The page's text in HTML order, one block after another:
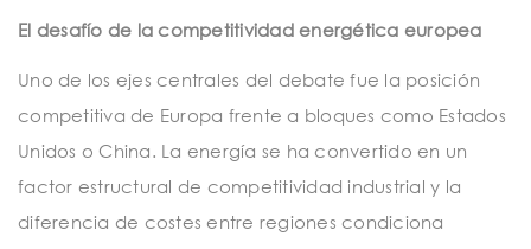
El desafío de la competitividad energética europea
Uno de los ejes centrales del debate fue la posición
competitiva de Europa frente a bloques como Estados
Unidos o China. La energía se ha convertido en un
factor estructural de competitividad industrial y la
diferencia de costes entre regiones condiciona